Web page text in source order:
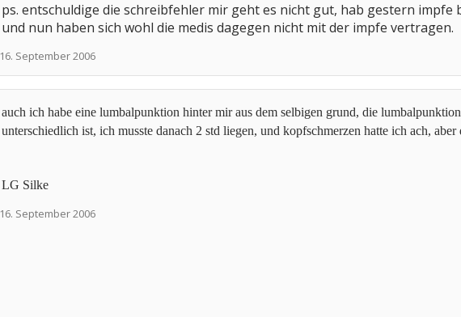
ps. entschuldige die schreibfehler mir geht es nicht gut, hab gestern
und nun haben sich wohl die medis dagegen nicht mit der impfe vertragen.
16. September 2006
auch ich habe eine lumbalpunktion hinter mir aus dem selbigen grund, die
unterschiedlich ist, ich musste danach 2 std liegen, und kopfschmerzen hatte ich ach,
LG Silke
16. September 2006